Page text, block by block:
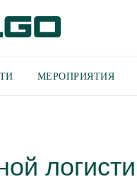
МЕРОПРИЯТИЯ